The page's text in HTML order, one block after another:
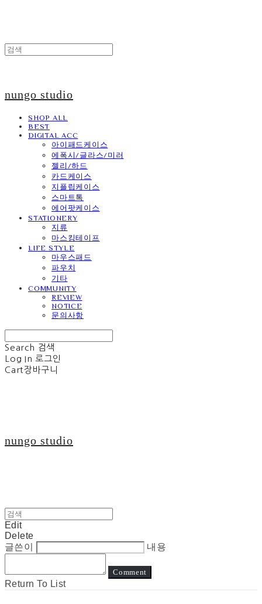
nungo studio
SHOP ALL
BEST
DIGITAL ACC
아이패드케이스
에폭시/글라스/미러
젤리/하드
카드케이스
지플립케이스
스마트톡
에어팟케이스
STATIONERY
지류
마스킹테이프
LIFE STYLE
마우스패드
파우치
기타
COMMUNITY
REVIEW
NOTICE
문의사항
Search 검색
Log In 로그인
Cart장바구니
nungo studio
Edit
Delete
글쓴이
내용
Comment
Return To List